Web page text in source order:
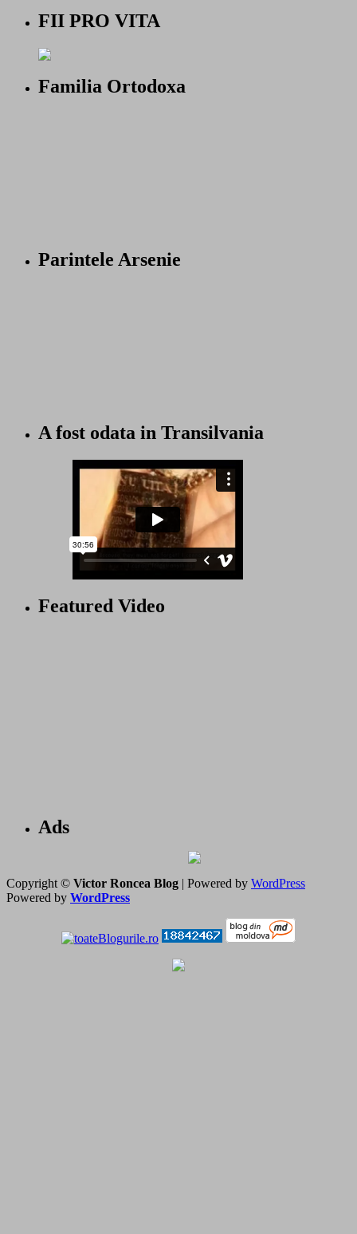
FII PRO VITA
Familia Ortodoxa
Parintele Arsenie
A fost odata in Transilvania
Featured Video
Ads
Copyright © Victor Roncea Blog | Powered by WordPress
Powered by WordPress